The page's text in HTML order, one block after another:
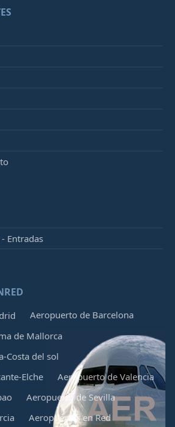
Entradas
Aeropuerto de Barcelona
de Mallorca
Costa del sol
Elche
Aeropuerto de Valencia
Aeropuerto de Sevilla
Aeropuertos en Red